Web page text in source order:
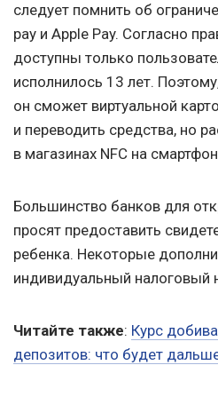
следует помнить об
pay и Apple Pay. Согласно
доступны только
исполнилось 13 лет.
он сможет виртуальной
и переводить средства, но
в магазинах NFC на
Большинство банков для
просят предоставить
ребенка. Некоторые
индивидуальный налоговый
Читайте также: Курс
депозитов: что будет